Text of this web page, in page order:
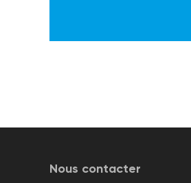
Nous contacter